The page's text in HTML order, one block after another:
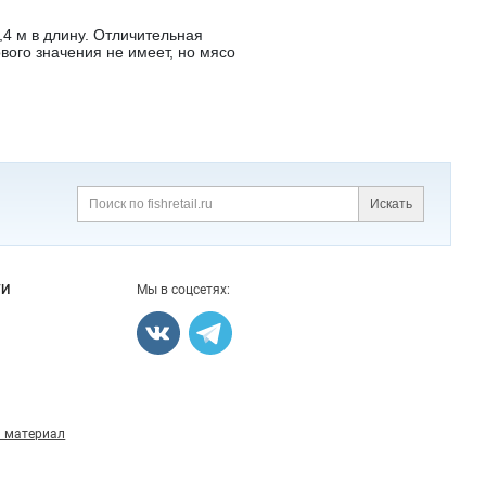
м в длину. Отличительная
значения не имеет, но мясо
Искать
Мы в соцсетях: